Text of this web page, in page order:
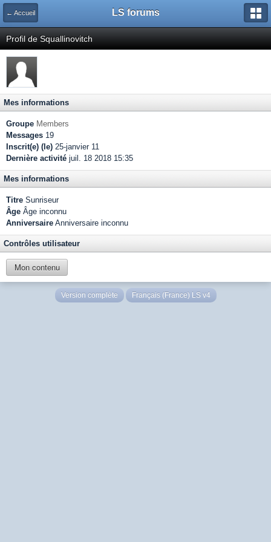
← Accueil LS forums
Profil de Squallinovitch
Mes informations
Groupe Members
Messages 19
Inscrit(e) (le) 25-janvier 11
Dernière activité juil. 18 2018 15:35
Mes informations
Titre Sunriseur
Âge Âge inconnu
Anniversaire Anniversaire inconnu
Contrôles utilisateur
Mon contenu
Version complète Français (France) LS v4